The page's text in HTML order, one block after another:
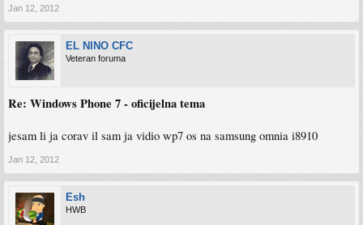
Jan 12, 2012
EL NINO CFC
Veteran foruma
Re: Windows Phone 7 - oficijelna tema
jesam li ja corav il sam ja vidio wp7 os na samsung omnia i8910
Jan 12, 2012
Esh
HWB